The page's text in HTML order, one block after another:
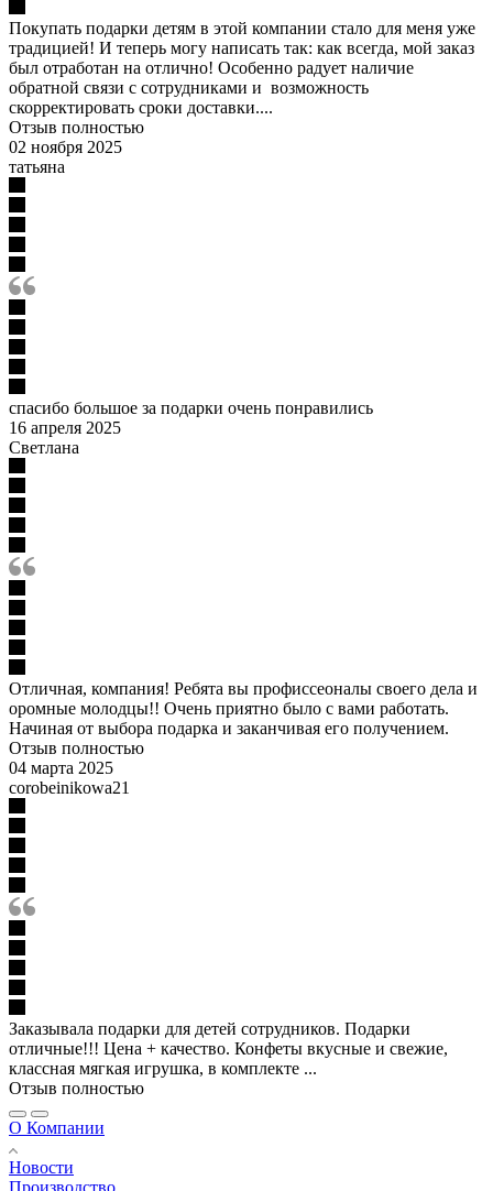
Покупать подарки детям в этой компании стало для меня уже
традицией! И теперь могу написать так: как всегда, мой заказ
был отработан на отлично! Особенно радует наличие
обратной связи с сотрудниками и возможность
скорректировать сроки доставки....
Отзыв полностью
02 ноября 2025
татьяна
спасибо большое за подарки очень понравились
16 апреля 2025
Светлана
Отличная, компания! Ребята вы профиссеоналы своего дела и
оромные молодцы!! Очень приятно было с вами работать.
Начиная от выбора подарка и заканчивая его получением.
Отзыв полностью
04 марта 2025
corobeinikowa21
Заказывала подарки для детей сотрудников. Подарки
отличные!!! Цена + качество. Конфеты вкусные и свежие,
классная мягкая игрушка, в комплекте ...
Отзыв полностью
О Компании
Новости
Производство